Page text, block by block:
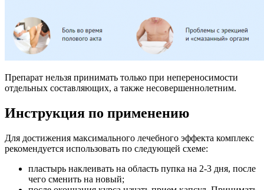
Препарат нельзя принимать только при непереносимости
отдельных составляющих, а также несовершеннолетним.
Инструкция по применению
Для достижения максимального лечебного эффекта комплекс
рекомендуется использовать по следующей схеме:
пластырь наклеивать на область пупка на 2-3 дня, после
чего сменить на новый;